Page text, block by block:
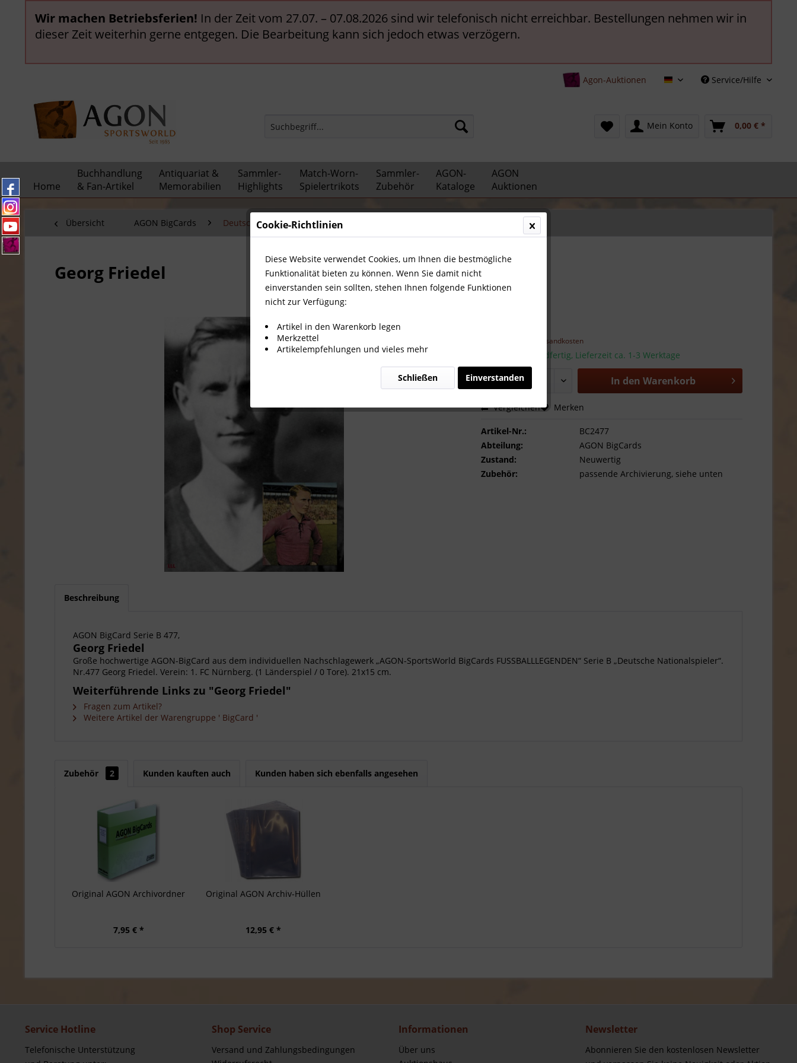
Wir machen Betriebsferien! In der Zeit vom 27.07. – 07.08.2026 sind wir telefonisch nicht erreichbar. Bestellungen nehmen wir in
dieser Zeit weiterhin gerne entgegen. Die Bearbeitung kann sich jedoch etwas verzögern.
Agon-Auktionen Deutsch Service/Hilfe
Mein Konto 0,00 € *
Home
Buchhandlung
& Fan-Artikel
Antiquariat &
Memorabilien
Sammler-
Highlights
Match-Worn-
Spielertrikots
Sammler-
Zubehör
AGON-
Kataloge
AGON
Auktionen
Übersicht AGON BigCards Deutsche Nationalspieler
Georg Friedel
zzgl. Versandkosten
Sofort versandfertig, Lieferzeit ca. 1-3 Werktage
In den Warenkorb
Vergleichen Merken
Artikel-Nr.:
BC2477
Abteilung:
AGON BigCards
Zustand:
Neuwertig
Zubehör:
passende Archivierung, siehe unten
Beschreibung
AGON BigCard Serie B 477,
Georg Friedel
Große hochwertige AGON-BigCard aus dem individuellen Nachschlagewerk „AGON-SportsWorld BigCards FUSSBALLLEGENDEN“ Serie B „Deutsche Nationalspieler“.
Nr.477 Georg Friedel. Verein: 1. FC Nürnberg. (1 Länderspiel / 0 Tore). 21x15 cm.
Weiterführende Links zu "Georg Friedel"
Fragen zum Artikel?
Weitere Artikel der Warengruppe ' BigCard '
Zubehör 2 Kunden kauften auch Kunden haben sich ebenfalls angesehen
Original AGON Archivordner
7,95 € *
Original AGON Archiv-Hüllen
12,95 € *
Service Hotline
Telefonische Unterstützung
Shop Service
Versand und Zahlungsbedingungen
Informationen
Über uns
Newsletter
Abonnieren Sie den kostenlosen Newsletter
Cookie-Richtlinien
Diese Website verwendet Cookies, um Ihnen die bestmögliche
Funktionalität bieten zu können. Wenn Sie damit nicht
einverstanden sein sollten, stehen Ihnen folgende Funktionen
nicht zur Verfügung:
Artikel in den Warenkorb legen
Merkzettel
Artikelempfehlungen und vieles mehr
Einverstanden
Schließen